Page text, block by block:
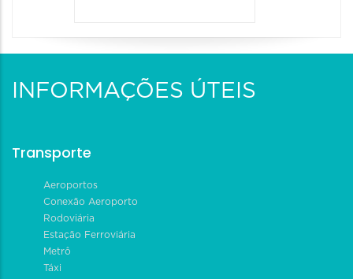
INFORMAÇÕES ÚTEIS
Transporte
Aeroportos
Conexão Aeroporto
Rodoviária
Estação Ferroviária
Metrô
Táxi